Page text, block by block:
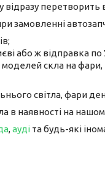
відразу
замовленні
або ж відправка
моделей скла на
світла, фари
в наявності на
,ауді та будь-які